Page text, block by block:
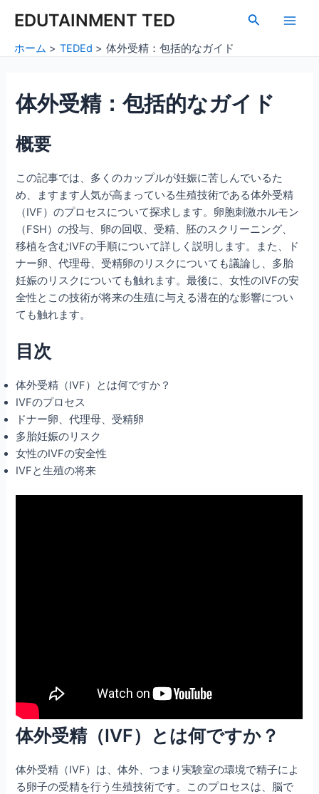
EDUTAINMENT TED
検
Main
ホーム TEDEd 体外受精：包括的なガイド
体外受精：包括的なガイド
概要
この記事では、多くのカップルが妊娠に苦しんでいるた
め、ますます人気が高まっている生殖技術である体外受精
（IVF）のプロセスについて探求します。卵胞刺激ホルモン
（FSH）の投与、卵の回収、受精、胚のスクリーニング、
移植を含むIVFの手順について詳しく説明します。また、ド
ナー卵、代理母、受精卵のリスクについても議論し、多胎
妊娠のリスクについても触れます。最後に、女性のIVFの安
全性とこの技術が将来の生殖に与える潜在的な影響につい
ても触れます。
目次
体外受精（IVF）とは何ですか？
IVFのプロセス
ドナー卵、代理母、受精卵
多胎妊娠のリスク
女性のIVFの安全性
IVFと生殖の将来
体外受精（IVF）とは何ですか？
体外受精（IVF）は、体外、つまり実験室の環境で精子によ
る卵子の受精を行う生殖技術です。このプロセスは、脳で
navigation